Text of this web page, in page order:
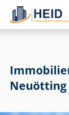
Neuötting